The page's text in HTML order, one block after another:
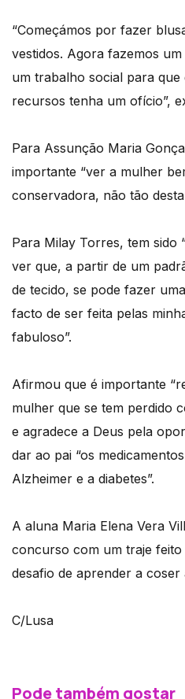
“Começámos por fazer
vestidos. Agora fazemos
um trabalho social para
recursos tenha um ofício”,
Para Assunção Maria
importante “ver a mulher
conservadora, não tão
Para Milay Torres, tem sido
ver que, a partir de um
de tecido, se pode fazer
facto de ser feita pelas
fabuloso”.
Afirmou que é importante
mulher que se tem perdido
e agradece a Deus pela
dar ao pai “os
Alzheimer e a diabetes”.
A aluna Maria Elena Vera
concurso com um traje
desafio de aprender a coser
C/Lusa
Pode também gostar